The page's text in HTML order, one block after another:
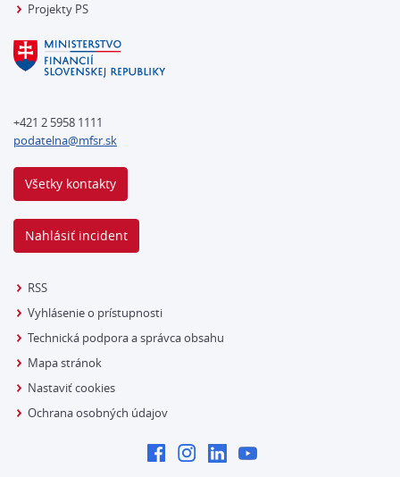
Projekty PS
+421 2 5958 1111
podatelna@mfsr.sk
Všetky kontakty
Nahlásiť incident
RSS
Vyhlásenie o prístupnosti
Technická podpora a správca obsahu
Mapa stránok
Nastaviť cookies
Ochrana osobných údajov